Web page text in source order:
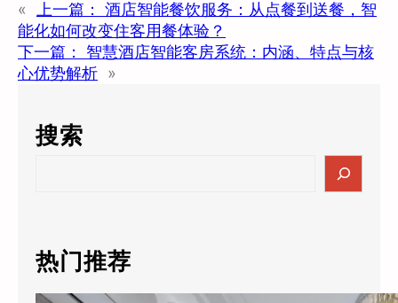
« 上一篇：
酒店智能餐饮服务：从点餐到送餐，智
能化如何改变住客用餐体验？
下一篇：
智慧酒店智能客房系统：内涵、特点与核
心优势解析 »
搜索
c
h
热门推荐